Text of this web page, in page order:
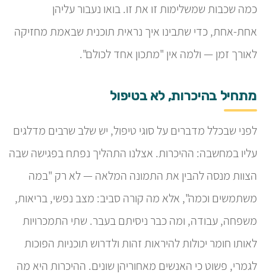
כמה שכבות שמשלימות זו את זו. בואו נעבור עליהן
אחת-אחת, כדי שתבינו איך נראית תוכנית שבאמת מחזיקה
לאורך זמן — ולמה אין "מתכון אחד לכולם".
מתחיל בהיכרות, לא בטיפול
לפני שבכלל מדברים על סוגי טיפול, יש שלב שרבים מדלגים
עליו במחשבה: ההיכרות. אצלנו התהליך נפתח בפגישה שבה
הצוות מנסה להבין את התמונה המלאה — לא רק "במה
משתמשים וכמה", אלא מה קורה סביב: מצב נפשי, בריאות,
משפחה, עבודה, ומה כבר ניסיתם בעבר. שתי התמכרויות
לאותו חומר יכולות להיראות זהות ולדרוש תוכניות הפוכות
לגמרי, פשוט כי האנשים מאחוריהן שונים. ההיכרות היא מה